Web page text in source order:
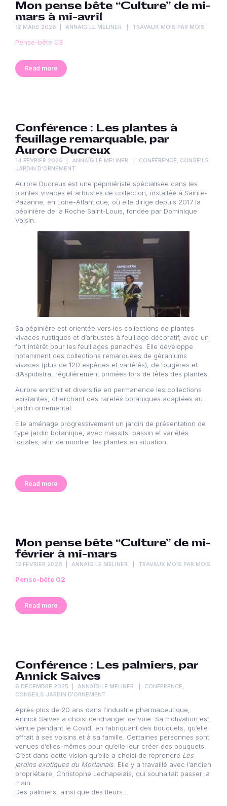
Mon pense bête “Culture” de mi-
mars à mi-avril
12 MARS 2026 ANNAÏG LE MELINER TRAVAUX MOIS PAR MOIS
Pense-bête 03
Read more
Conférence : Les plantes à
feuillage remarquable, par
Aurore Ducreux
14 FÉVRIER 2026 ANNAÏG LE MELINER CONFÉRENCE CONSEILS
JARDIN D'ORNEMENT
Aurore Ducreux est une pépiniériste spécialisée dans les
plantes vivaces et arbustes de collection, installée à Sainte-
Pazanne, en Loire-Atlantique, où elle dirige depuis 2017 la
pépinière de la Roche Saint-Louis, fondée par Dominique
Voisin.
Sa pépinière est orientée vers les collections de plantes
vivaces rustiques et d’arbustes à feuillage décoratif, avec un
fort intérêt pour les feuillages panachés. Elle développe
notamment des collections remarquées de géraniums
vivaces (plus de 120 espèces et variétés), de fougères et
d’Aspidistra, régulièrement primées lors de fêtes des plantes.
Aurore enrichit et diversifie en permanence les collections
existantes, cherchant des raretés botaniques adaptées au
jardin ornemental.
Elle aménage progressivement un jardin de présentation de
type jardin botanique, avec massifs, bassin et variétés
locales, afin de montrer les plantes en situation.
Read more
Mon pense bête “Culture” de mi-
février à mi-mars
12 FÉVRIER 2026 ANNAÏG LE MELINER TRAVAUX MOIS PAR MOIS
Pense-bête 02
Read more
Conférence : Les palmiers, par
Annick Saives
6 DÉCEMBRE 2025 ANNAÏG LE MELINER CONFÉRENCE,
CONSEILS JARDIN D'ORNEMENT
Après plus de 20 ans dans l’industrie pharmaceutique,
Annick Saives a choisi de changer de voie. Sa motivation est
venue pendant le Covid, en fabriquant des bouquets, qu’elle
offrait à ses voisins et à sa famille. Certaines personnes sont
venues d’elles-mêmes pour qu’elle leur créer des bouquets.
C’est dans cette vision qu’elle a choisi de reprendre Les
jardins exotiques du Mortainais . Elle y a travaillé avec l’ancien
propriétaire, Christophe Lechapelais, qui souhaitait passer la
main.
Des palmiers, ainsi que des fleurs…